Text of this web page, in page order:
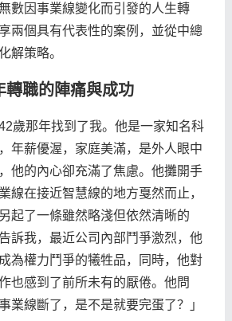
數因事業線變化而引發的人生轉
兩個具有代表性的案例，並從中總
解策略。
轉職的陣痛與成功
歲那年找到了我。他是一家知名科
年薪優渥，家庭美滿，是外人眼中
他的內心卻充滿了焦慮。他攤開手
線在接近智慧線的地方戛然而止，
起了一條雖然略淺但依然清晰的
訴我，最近公司內部鬥爭激烈，他
為權力鬥爭的犧牲品，同時，他對
也感到了前所未有的厭倦。他問
業線斷了，是不是就要完蛋了？」